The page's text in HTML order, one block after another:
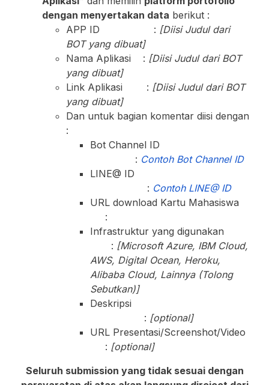
dengan menyertakan data berikut :
APP ID : [Diisi Judul dari
BOT yang dibuat]
Nama Aplikasi : [Diisi Judul dari BOT
yang dibuat]
Link Aplikasi : [Diisi Judul dari BOT
yang dibuat]
Dan untuk bagian komentar diisi dengan
:
Bot Channel ID
: Contoh Bot Channel ID
LINE@ ID
: Contoh LINE@ ID
URL download Kartu Mahasiswa
:
Infrastruktur yang digunakan
: [Microsoft Azure, IBM Cloud,
AWS, Digital Ocean, Heroku,
Alibaba Cloud, Lainnya (Tolong
Sebutkan)]
Deskripsi
: [optional]
URL Presentasi/Screenshot/Video
: [optional]
Seluruh submission yang tidak sesuai dengan